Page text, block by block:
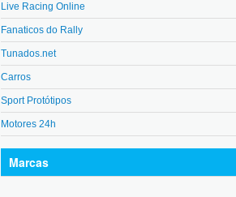
Live Racing Online
Fanaticos do Rally
Tunados.net
Carros
Sport Protótipos
Motores 24h
Marcas